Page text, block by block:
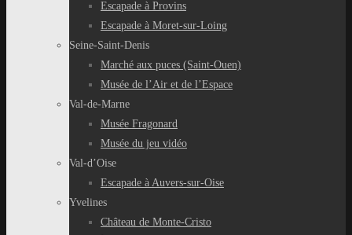
Escapade à Provins
Escapade à Moret-sur-Loing
Seine-Saint-Denis
Marché aux puces (Saint-Ouen)
Musée de l’Air et de l’Espace
Val-de-Marne
Musée Fragonard
Musée du jeu vidéo
Val-d’Oise
Escapade à Auvers-sur-Oise
Yvelines
Château de Monte-Cristo